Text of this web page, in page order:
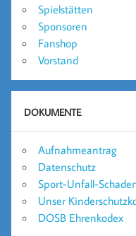
Spielstätten
Sponsoren
Fanshop
Vorstand
DOKUMENTE
Aufnahmeantrag
Datenschutz
Sport-Unfall-
Unser
DOSB Ehrenkodex